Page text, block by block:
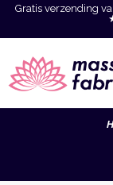
Gratis verzending